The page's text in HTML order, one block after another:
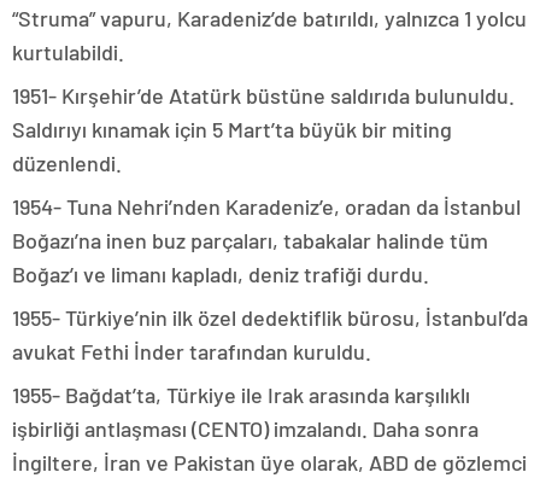
“Struma” vapuru, Karadeniz’de batırıldı, yalnızca 1 yolcu
kurtulabildi.
1951- Kırşehir’de Atatürk büstüne saldırıda bulunuldu.
Saldırıyı kınamak için 5 Mart’ta büyük bir miting
düzenlendi.
1954- Tuna Nehri’nden Karadeniz’e, oradan da İstanbul
Boğazı’na inen buz parçaları, tabakalar halinde tüm
Boğaz’ı ve limanı kapladı, deniz trafiği durdu.
1955- Türkiye’nin ilk özel dedektiflik bürosu, İstanbul’da
avukat Fethi İnder tarafından kuruldu.
1955- Bağdat’ta, Türkiye ile Irak arasında karşılıklı
işbirliği antlaşması (CENTO) imzalandı. Daha sonra
İngiltere, İran ve Pakistan üye olarak, ABD de gözlemci